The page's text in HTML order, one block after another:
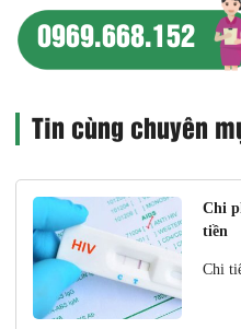
0969.668.152
Tin cùng chuyên
Chi
tiền
Chi